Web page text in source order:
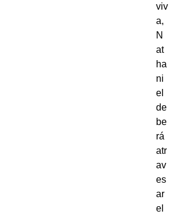
viv
a,
N
at
ha
ni
el
de
be
rá
atr
av
es
ar
el